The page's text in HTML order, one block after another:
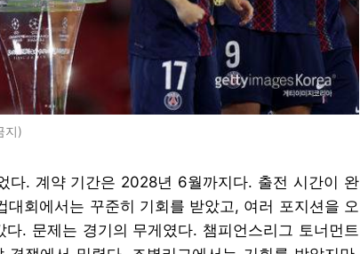
지)
다. 계약 기간은 2028년 6월까지다. 출전 시간이 완
대회에서는 꾸준히 기회를 받았고, 여러 포지션을 오
. 문제는 경기의 무게였다. 챔피언스리그 토너먼트